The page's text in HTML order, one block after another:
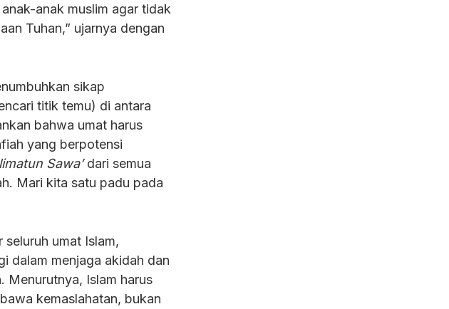
anak muslim agar tidak
Tuhan,” ujarnya dengan
sikap
titik temu) di antara
bahwa umat harus
yang berpotensi
Sawa’dari semua
Mari kita satu padu pada
umat Islam,
dalam menjaga akidah dan
Menurutnya, Islam harus
kemaslahatan, bukan